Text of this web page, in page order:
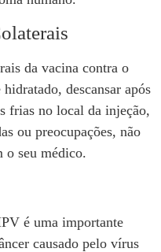
da vacina contra o
descansar após
frias no local da injeção,
ou preocupações, não
o seu médico.
é uma importante
causado pelo vírus